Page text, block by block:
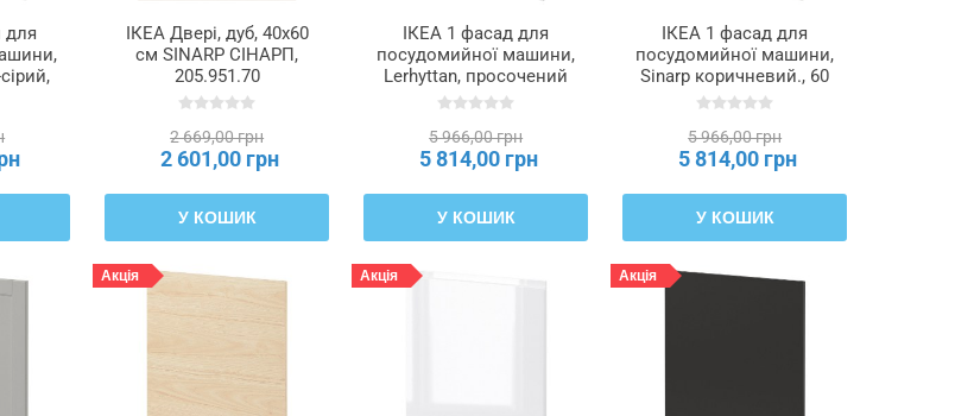
для
ІКЕА Двері, дуб, 40x60
см SINARP СІНАРП,
205.951.70
2 669,00 грн
2 601,00 грн
У КОШИК
ІКЕА 1 фасад для
посудомийної машини,
Lerhyttan, просочений
чорною морилкою, 60
395.301.12
5 966,00 грн
5 814,00 грн
У КОШИК
ІКЕА 1 фасад для
посудомийної машини,
Sinarp коричневий., 60
см METOD МЕТОД,
5 966,00 грн
5 814,00 грн
У КОШИК
Акція Акція Акція